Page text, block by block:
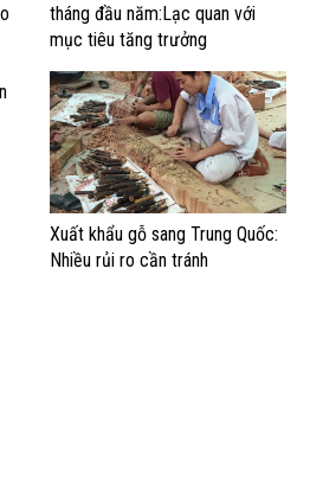
tháng đầu năm:Lạc quan với
mục tiêu tăng trưởng
Xuất khẩu gỗ sang Trung Quốc:
Nhiều rủi ro cần tránh